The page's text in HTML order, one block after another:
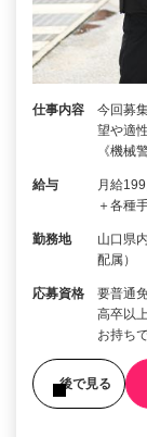
仕事内容
今回募
望や適
《機械
給与
月給
＋各種
勤務地
山口県
配属）
応募資格
要普通
高卒以
お持ち
後で見る